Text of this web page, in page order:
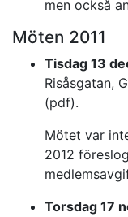
men också
Möten 2011
Tisdag 13
Risåsgatan,
(pdf).
Mötet var
2012
Torsdag 17